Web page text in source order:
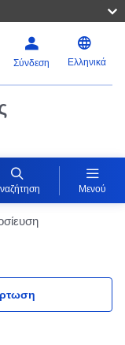
Σύνδεση Ελληνικά
Μενού